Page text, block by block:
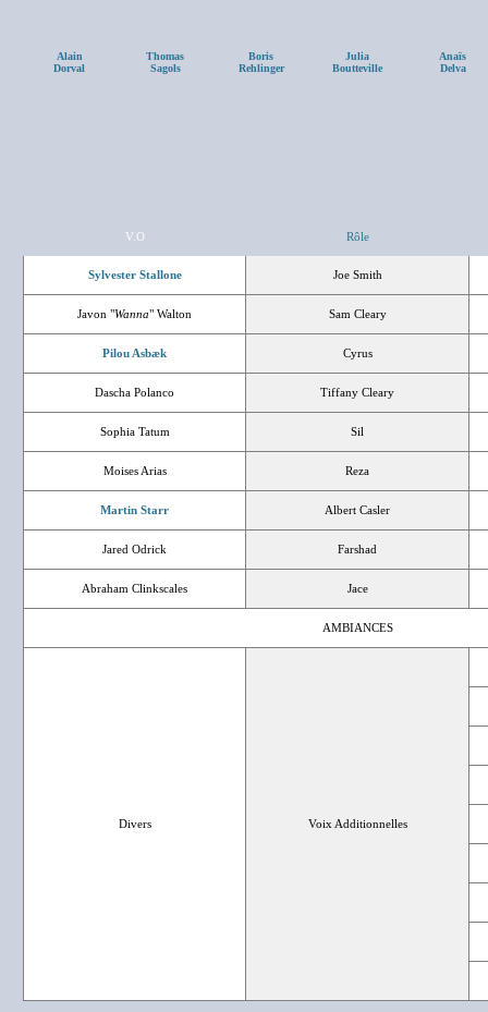
Alain
Dorval
Thomas
Sagols
Boris
Rehlinger
Julia
Boutteville
Anaïs
Delva
V.O Rôle
Sylvester Stallone Joe Smith
Javon "Wanna" Walton Sam Cleary
Pilou Asbæk Cyrus
Dascha Polanco Tiffany Cleary
Sophia Tatum Sil
Moises Arias Reza
Martin Starr Albert Casler
Jared Odrick Farshad
Abraham Clinkscales Jace
AMBIANCES
Divers Voix Additionnelles